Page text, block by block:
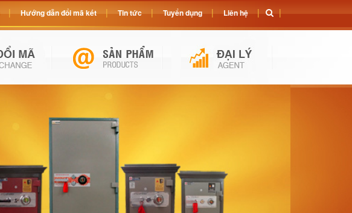
Hướng dẫn đổi mã két Tin tức Tuyển dụng Liên hệ